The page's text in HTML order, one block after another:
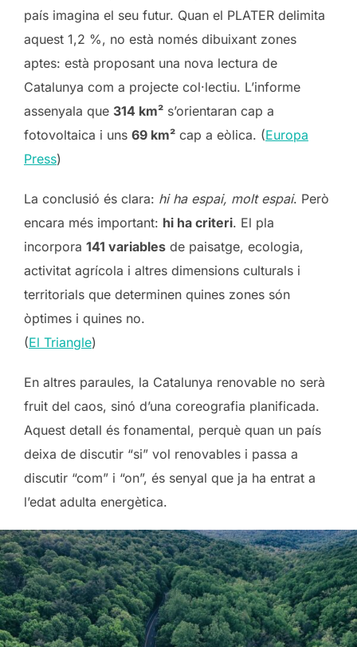
país imagina el seu futur. Quan el PLATER delimita
aquest 1,2 %, no està només dibuixant zones
aptes: està proposant una nova lectura de
Catalunya com a projecte col·lectiu. L’informe
assenyala que 314 km² s’orientaran cap a
fotovoltaica i uns 69 km² cap a eòlica. (Europa
Press)
La conclusió és clara: hi ha espai, molt espai. Però
encara més important: hi ha criteri. El pla
incorpora 141 variables de paisatge, ecologia,
activitat agrícola i altres dimensions culturals i
territorials que determinen quines zones són
òptimes i quines no.
(El Triangle)
En altres paraules, la Catalunya renovable no serà
fruit del caos, sinó d’una coreografia planificada.
Aquest detall és fonamental, perquè quan un país
deixa de discutir “si” vol renovables i passa a
discutir “com” i “on”, és senyal que ja ha entrat a
l’edat adulta energètica.